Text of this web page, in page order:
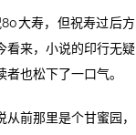
大寿，但祝寿过后方
看来，小说的印行无疑
也松下了一口气。
前那里是个甘蜜园，